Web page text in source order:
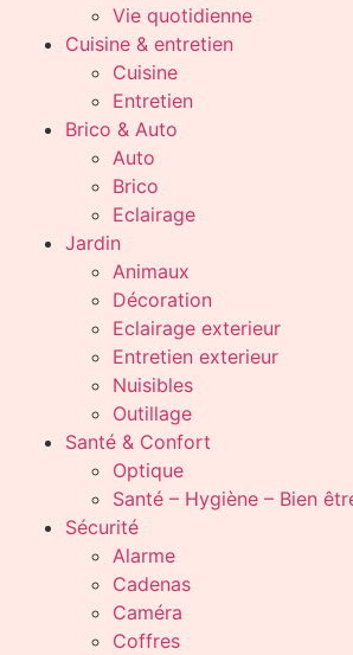
Vie quotidienne
Cuisine & entretien
Cuisine
Entretien
Brico & Auto
Auto
Brico
Eclairage
Jardin
Animaux
Décoration
Eclairage exterieur
Entretien exterieur
Nuisibles
Outillage
Santé & Confort
Optique
Santé – Hygiène – Bien
Sécurité
Alarme
Cadenas
Caméra
Coffres